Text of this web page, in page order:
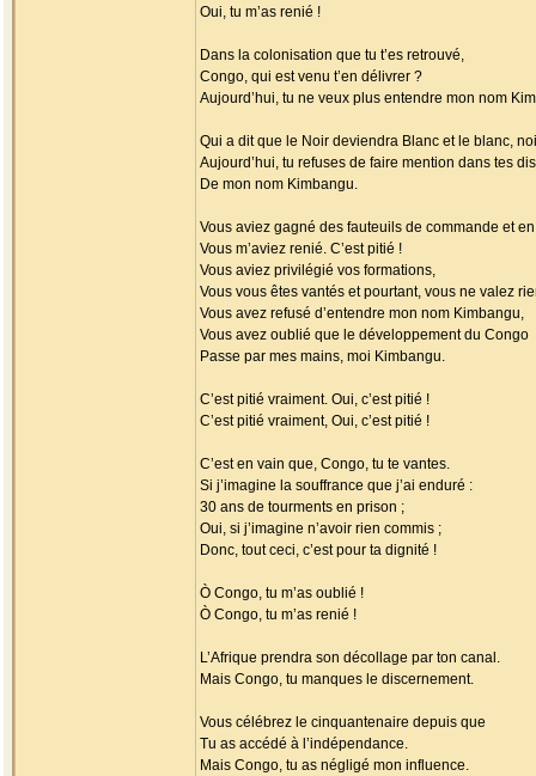
Oui, tu m’as renié !
Dans la colonisation que tu t’es retrouvé,
Congo, qui est venu t’en délivrer ?
Aujourd’hui, tu ne veux plus entendre mon nom
Qui a dit que le Noir deviendra Blanc et le blanc,
Aujourd’hui, tu refuses de faire mention dans tes
De mon nom Kimbangu.
Vous aviez gagné des fauteuils de commande et
Vous m’aviez renié. C’est pitié !
Vous aviez privilégié vos formations,
Vous vous êtes vantés et pourtant, vous ne valez
Vous avez refusé d’entendre mon nom Kimbangu,
Vous avez oublié que le développement du Congo
Passe par mes mains, moi Kimbangu.
C’est pitié vraiment. Oui, c’est pitié !
C’est pitié vraiment, Oui, c’est pitié !
C’est en vain que, Congo, tu te vantes.
Si j’imagine la souffrance que j’ai enduré :
30 ans de tourments en prison ;
Oui, si j’imagine n’avoir rien commis ;
Donc, tout ceci, c’est pour ta dignité !
Ò Congo, tu m’as oublié !
Ò Congo, tu m’as renié !
L’Afrique prendra son décollage par ton canal.
Mais Congo, tu manques le discernement.
Vous célébrez le cinquantenaire depuis que
Tu as accédé à l’indépendance.
Mais Congo, tu as négligé mon influence.